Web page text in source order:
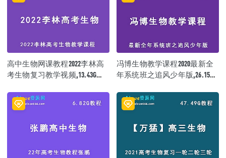
│ ├─ 16.【ATP】
│ │ ├─ 16.1【核心知识】ATP.mp4
│ ├─ 17.【细胞呼吸】
│ │ ├─ 17.1【核心知识】有氧呼吸.mp4
│ │ ├─ 17.2【核心知识】无氧呼吸.mp4
│ │ ├─ 17.3【拔高技巧】呼吸综合.mp4
│ │ ├─ 17.5【拔高技巧】液滴移动.mp4
│ │ └─ 17.6【拔高技巧】呼吸曲线.mp4
│ ├─ 18.【光合作用】
│ │ ├─ 18.2【拔高技巧】C3与C5变化问题.mp4
│ │ ├─ 18.4【拔高技巧】光合作用点的移动问题.mp4
高中生物网课教程2022李林高
考生物复习教学视频,13.43G学
冯博生物教学课程2020最新全
年系统班之追风少年版,26.15G